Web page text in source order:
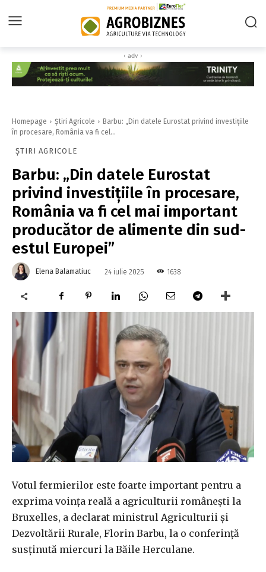
‹ adv ›
Homepage Știri Agricole
Barbu: „Din datele Eurostat privind investițiile
în procesare, România va fi cel...
ȘTIRI AGRICOLE
Barbu: „Din datele Eurostat
privind investițiile în procesare,
România va fi cel mai important
producător de alimente din sud-
estul Europei”
Elena Balamatiuc 24 iulie 2025 1638
Votul fermierilor este foarte important pentru a
exprima voinţa reală a agriculturii româneşti la
Bruxelles, a declarat ministrul Agriculturii şi
Dezvoltării Rurale, Florin Barbu, la o conferinţă
susţinută miercuri la Băile Herculane.